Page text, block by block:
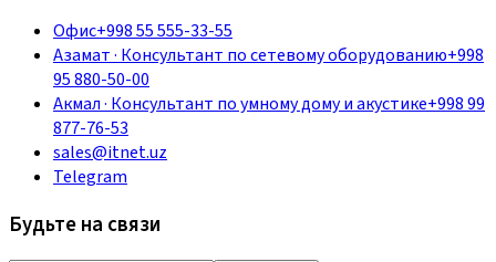
Офис+998 55 555-33-55
Азамат· Консультант по сетевому оборудованию+998
95 880-50-00
Акмал· Консультант по умному дому и акустике+998 99
877-76-53
sales@itnet.uz
Telegram
Будьте на связи